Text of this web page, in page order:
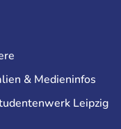
& Medieninfos
Leipzig